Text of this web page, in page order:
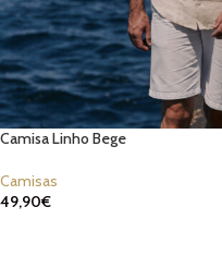
Camisa Linho Bege
Camisas
49,90€